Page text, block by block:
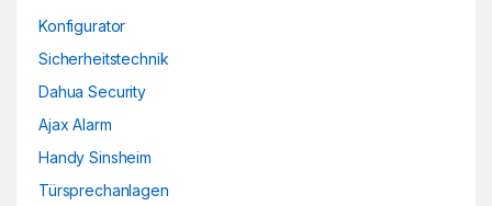
Konfigurator
Sicherheitstechnik
Dahua Security
Ajax Alarm
Handy Sinsheim
Türsprechanlagen